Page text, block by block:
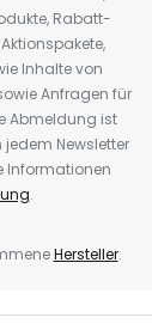
Rabatt-
Inhalte von
Anfragen für
Abmeldung ist
Newsletter
Informationen
.
Hersteller.